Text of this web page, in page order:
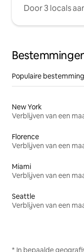
Door 3 locals
Populaire
New York
Verblijven van een
Florence
Verblijven van een
Miami
Verblijven van een
Seattle
Verblijven van een
* In bepaalde